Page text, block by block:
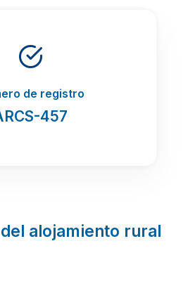
de registro
457
alojamiento rural